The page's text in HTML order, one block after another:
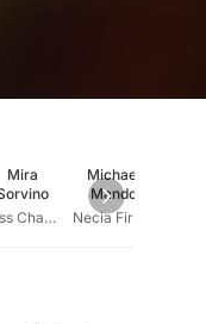
Mira
Tess Chaykin
Michael
Mando